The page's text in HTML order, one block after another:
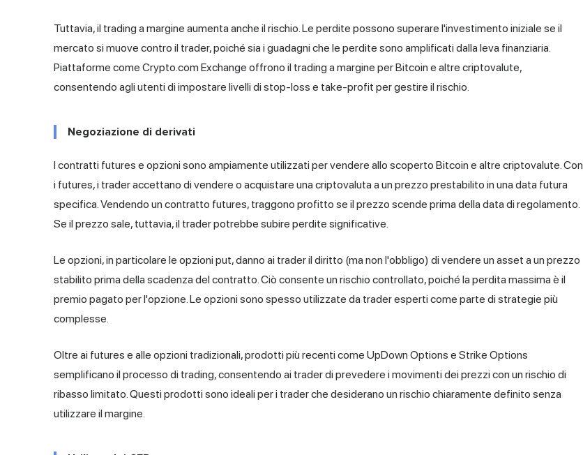
Tuttavia, il trading a margine aumenta anche il rischio. Le perdite possono superare l'investimento iniziale se il
mercato si muove contro il trader, poiché sia i guadagni che le perdite sono amplificati dalla leva finanziaria.
Piattaforme come Crypto.com Exchange offrono il trading a margine per Bitcoin e altre criptovalute,
consentendo agli utenti di impostare livelli di stop-loss e take-profit per gestire il rischio.
Negoziazione di derivati
I contratti futures e opzioni sono ampiamente utilizzati per vendere allo scoperto Bitcoin e altre criptovalute. Con
i futures, i trader accettano di vendere o acquistare una criptovaluta a un prezzo prestabilito in una data futura
specifica. Vendendo un contratto futures, traggono profitto se il prezzo scende prima della data di regolamento.
Se il prezzo sale, tuttavia, il trader potrebbe subire perdite significative.
Le opzioni, in particolare le opzioni put, danno ai trader il diritto (ma non l'obbligo) di vendere un asset a un prezzo
stabilito prima della scadenza del contratto. Ciò consente un rischio controllato, poiché la perdita massima è il
premio pagato per l'opzione. Le opzioni sono spesso utilizzate da trader esperti come parte di strategie più
complesse.
Oltre ai futures e alle opzioni tradizionali, prodotti più recenti come UpDown Options e Strike Options
semplificano il processo di trading, consentendo ai trader di prevedere i movimenti dei prezzi con un rischio di
ribasso limitato. Questi prodotti sono ideali per i trader che desiderano un rischio chiaramente definito senza
utilizzare il margine.